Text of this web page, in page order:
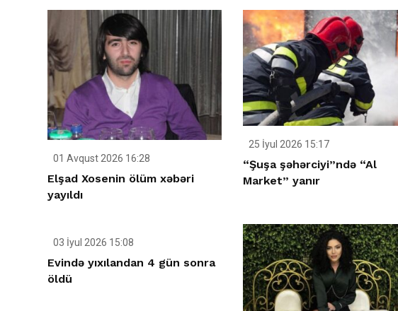
01 Avqust 2026 16:28
Elşad Xosenin ölüm xəbəri
yayıldı
25 İyul 2026 15:17
“Şuşa şəhərciyi”ndə “Al
Market” yanır
03 İyul 2026 15:08
Evində yıxılandan 4 gün sonra
öldü